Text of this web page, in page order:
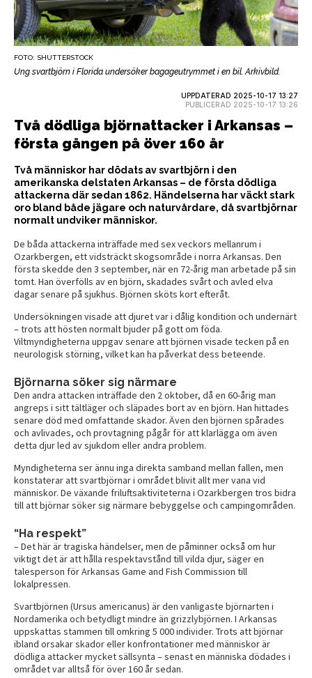
FOTO: SHUTTERSTOCK
Ung svartbjörn i Florida undersöker bagageutrymmet i en bil. Arkivbild.
UPPDATERAD 2025-10-17 13:27
PUBLICERAD 2025-10-17 13:26
Två dödliga björnattacker i Arkansas –
första gången på över 160 år
Två människor har dödats av svartbjörn i den
amerikanska delstaten Arkansas – de första dödliga
attackerna där sedan 1862. Händelserna har väckt stark
oro bland både jägare och naturvårdare, då svartbjörnar
normalt undviker människor.
De båda attackerna inträffade med sex veckors mellanrum i
Ozarkbergen, ett vidsträckt skogsområde i norra Arkansas. Den
första skedde den 3 september, när en 72-årig man arbetade på sin
tomt. Han överfölls av en björn, skadades svårt och avled elva
dagar senare på sjukhus. Björnen sköts kort efteråt.
Undersökningen visade att djuret var i dålig kondition och undernärt
– trots att hösten normalt bjuder på gott om föda.
Viltmyndigheterna uppgav senare att björnen visade tecken på en
neurologisk störning, vilket kan ha påverkat dess beteende.
Björnarna söker sig närmare
Den andra attacken inträffade den 2 oktober, då en 60-årig man
angreps i sitt tältläger och släpades bort av en björn. Han hittades
senare död med omfattande skador. Även den björnen spårades
och avlivades, och provtagning pågår för att klarlägga om även
detta djur led av sjukdom eller andra problem.
Myndigheterna ser ännu inga direkta samband mellan fallen, men
konstaterar att svartbjörnar i området blivit allt mer vana vid
människor. De växande friluftsaktiviteterna i Ozarkbergen tros bidra
till att björnar söker sig närmare bebyggelse och campingområden.
“Ha respekt”
– Det här är tragiska händelser, men de påminner också om hur
viktigt det är att hålla respektavstånd till vilda djur, säger en
talesperson för Arkansas Game and Fish Commission till
lokalpressen.
Svartbjörnen (Ursus americanus) är den vanligaste björnarten i
Nordamerika och betydligt mindre än grizzlybjörnen. I Arkansas
uppskattas stammen till omkring 5 000 individer. Trots att björnar
ibland orsakar skador eller konfrontationer med människor är
dödliga attacker mycket sällsynta – senast en människa dödades i
området var alltså för över 160 år sedan.